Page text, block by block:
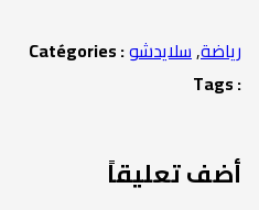
Catégories : رياضة,سلايدشو
Tags :
أضف تعليقاً